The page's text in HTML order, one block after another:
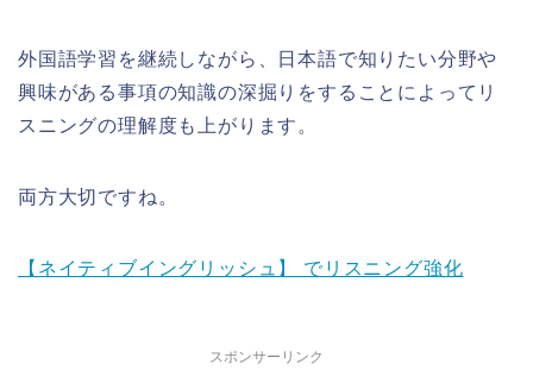
外国語学習を継続しながら、日本語で知りたい分野や
興味がある事項の知識の深掘りをすることによってリ
スニングの理解度も上がります。
両方大切ですね。
【ネイティブイングリッシュ】 でリスニング強化
スポンサーリンク